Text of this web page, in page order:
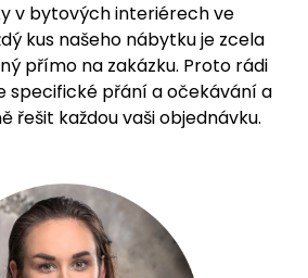
v bytových interiérech ve
kus našeho nábytku je zcela
přímo na zakázku. Proto rádi
specifické přání a očekávání a
řešit každou vaši objednávku.